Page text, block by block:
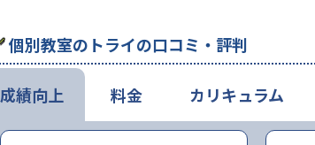
個別教室のトライの口コミ・評判
成績向上 料金 カリキュラム